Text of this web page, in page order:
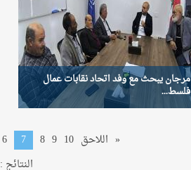
مرجان يبحث مع وفد اتحاد نقابات عمال
فلسط...
6 7 8 9 10 اللاحق »
النتائج : 228